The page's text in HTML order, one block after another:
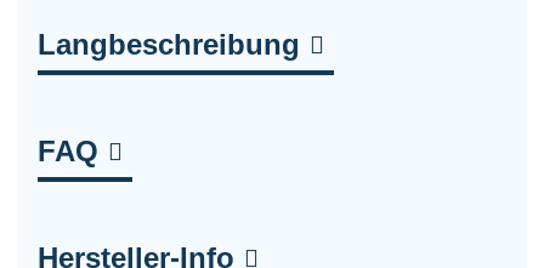
Langbeschreibung
FAQ
Hersteller-Info